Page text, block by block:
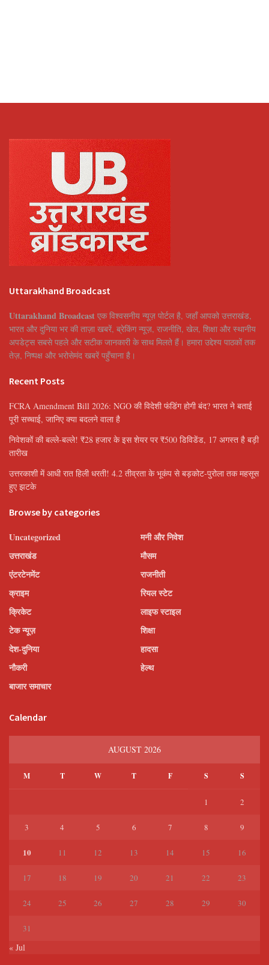
Uttarakhand Broadcast
Uttarakhand Broadcast एक विश्वसनीय न्यूज़ पोर्टल है, जहाँ आपको उत्तराखंड,
भारत और दुनिया भर की ताज़ा खबरें, ब्रेकिंग न्यूज़, राजनीति, खेल, शिक्षा और स्थानीय
अपडेट्स सबसे पहले और सटीक जानकारी के साथ मिलते हैं। हमारा उद्देश्य पाठकों तक
तेज़, निष्पक्ष और भरोसेमंद खबरें पहुँचाना है।
Recent Posts
FCRA Amendment Bill 2026: NGO की विदेशी फंडिंग होगी बंद? भारत ने बताई
पूरी सच्चाई, जानिए क्या बदलने वाला है
निवेशकों की बल्ले-बल्ले! ₹28 हजार के इस शेयर पर ₹500 डिविडेंड, 17 अगस्त है बड़ी
तारीख
उत्तरकाशी में आधी रात हिली धरती! 4.2 तीव्रता के भूकंप से बड़कोट-पुरोला तक महसूस
हुए झटके
Browse by categories
Uncategorized
उत्तराखंड
एंटरटेनमेंट
क्राइम
क्रिकेट
टेक न्यूज़
देश-दुनिया
नौकरी
बाजार समाचार
मनी और निवेश
मौसम
राजनीती
रियल स्टेट
लाइफ स्टाइल
शिक्षा
हादसा
हेल्थ
Calendar
AUGUST 2026
M T W T F S S
1 2
3 4 5 6 7 8 9
10 11 12 13 14 15 16
17 18 19 20 21 22 23
24 25 26 27 28 29 30
31
« Jul